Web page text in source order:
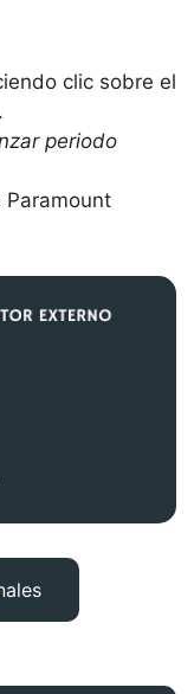
clic sobre el
periodo